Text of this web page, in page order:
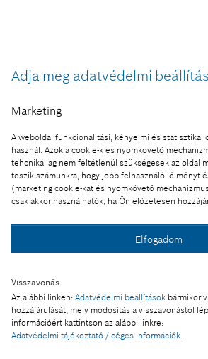
Adja meg adatvédelmi
Marketing
A weboldal funkcionalitási, kényelmi és statisztikai
használ. Azok a cookie-k és nyomkövető
tehcnikailag nem feltétlenül szükségesek az oldal
teszik számunkra, hogy jobb felhasználói élményt
(marketing cookie-kat és nyomkövető
csak akkor használhatók, ha Ön előzetesen
Elfogadom
Visszavonás
Az alábbi linken: Adatvédelmi beállítások bármikor
hozzájárulását, mely módosítás a visszavonástól
információért kattintson az alábbi linkre:
Adatvédelmi tájékoztató / céges információk
számára díjmentesen
Ennek a sajtóközleménynek a része:
Expedíció az északi sarkkörig a
vezérlésű fékrendszerével
Fotó a kosárba
Műveletek